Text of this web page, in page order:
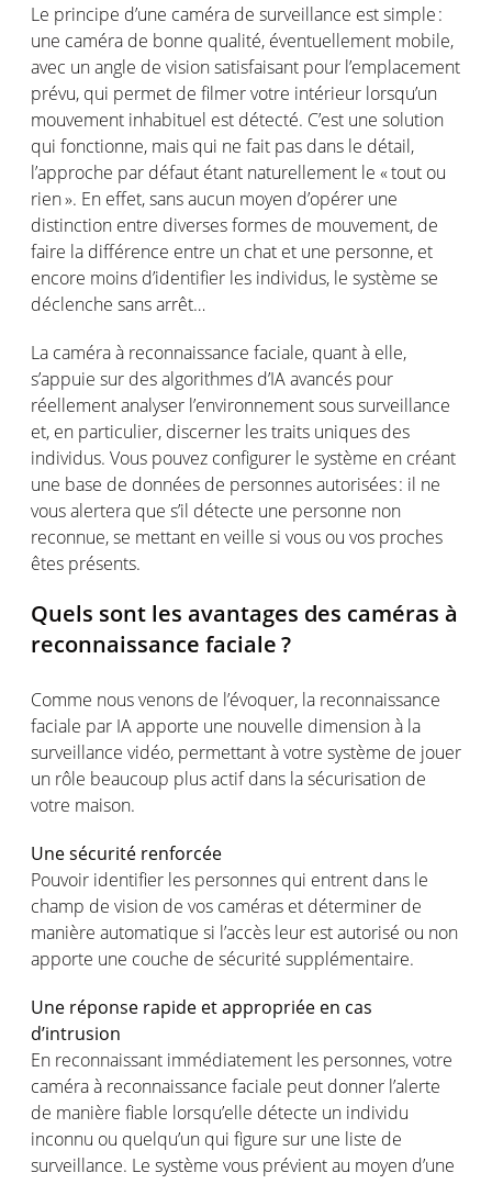
Le principe d’une caméra de surveillance estsimple :
une caméra de bonne qualité, éventuellement mobile,
avec un angle de visionsatisfaisant pour l’emplacement
prévu, qui permet de filmervotre intérieur lorsqu’un
mouvement inhabituel est détecté. C’est une solution
qui fonctionne, mais qui ne fait pas dans le détail,
l’approche par défaut étant naturellement le « tout ou
rien ». En effet, sansaucun moyen d’opérer une
distinction entre diversesformes de mouvement, de
faire la différence entre un chat et une personne, et
encore moins d’identifier les individus, le système se
déclenche sansarrêt…
La caméraà reconnaissance faciale, quant à elle,
s’appuie sur desalgorithmes d’IAavancés pour
réellementanalyser l’environnementsous surveillance
et, en particulier, discerner les traits uniques des
individus. Vous pouvez configurer le système en créant
une base de données de personnesautorisées: il ne
vousalertera que s’il détecte une personne non
reconnue, se mettant enveille si vous ou vos proches
êtes présents.
Quels sont les avantages des caméras à
reconnaissance faciale?
Comme nousvenons de l’évoquer, la reconnaissance
faciale par IAapporte une nouvelle dimension à la
surveillance vidéo, permettantàvotre système de jouer
un rôle beaucoup plusactifdans lasécurisation de
votre maison.
Unesécurité renforcée
Pouvoir identifier les personnes qui entrent dans le
champ de vision de vos caméras et déterminer de
manière automatique si l’accès leur estautorisé ou non
apporte une couche de sécurité supplémentaire.
Une réponse rapide etappropriée en cas
d’intrusion
En reconnaissant immédiatement les personnes,votre
caméraà reconnaissance faciale peut donner l’alerte
de manière fiable lorsqu’elle détecte un individu
inconnu ou quelqu’un qui figure sur une liste de
surveillance. Le système vous prévientau moyen d’une